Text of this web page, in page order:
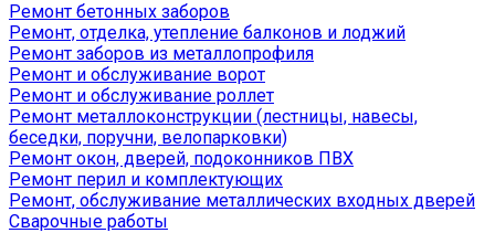
Ремонт бетонных заборов
Ремонт, отделка, утепление балконов и лоджий
Ремонт заборов из металлопрофиля
Ремонт и обслуживание ворот
Ремонт и обслуживание роллет
Ремонт металлоконструкции (лестницы, навесы,
беседки, поручни, велопарковки)
Ремонт окон, дверей, подоконников ПВХ
Ремонт перил и комплектующих
Ремонт, обслуживание металлических входных дверей
Сварочные работы